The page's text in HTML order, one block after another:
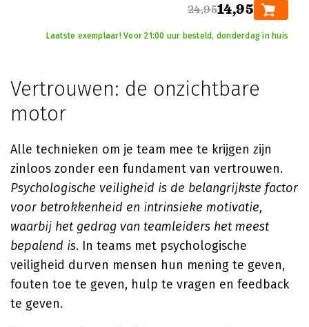
24,9514,95
Laatste exemplaar! Voor 21:00 uur besteld, donderdag in huis
Vertrouwen: de onzichtbare
motor
Alle technieken om je team mee te krijgen zijn
zinloos zonder een fundament van vertrouwen.
Psychologische veiligheid is de belangrijkste factor
voor betrokkenheid en intrinsieke motivatie,
waarbij het gedrag van teamleiders het meest
bepalend is. In teams met psychologische
veiligheid durven mensen hun mening te geven,
fouten toe te geven, hulp te vragen en feedback
te geven.